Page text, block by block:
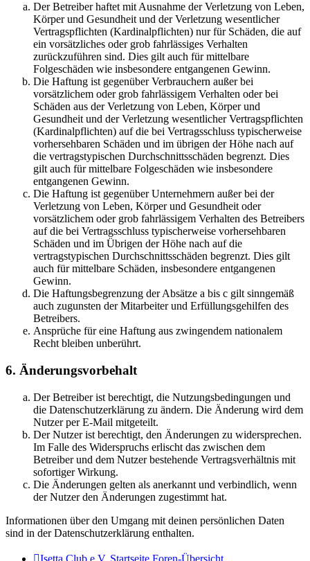
Der Betreiber haftet mit Ausnahme der Verletzung von Leben,
Körper und Gesundheit und der Verletzung wesentlicher
Vertragspflichten (Kardinalpflichten) nur für Schäden, die auf
ein vorsätzliches oder grob fahrlässiges Verhalten
zurückzuführen sind. Dies gilt auch für mittelbare
Folgeschäden wie insbesondere entgangenen Gewinn.
Die Haftung ist gegenüber Verbrauchern außer bei
vorsätzlichem oder grob fahrlässigem Verhalten oder bei
Schäden aus der Verletzung von Leben, Körper und
Gesundheit und der Verletzung wesentlicher Vertragspflichten
(Kardinalpflichten) auf die bei Vertragsschluss typischerweise
vorhersehbaren Schäden und im übrigen der Höhe nach auf
die vertragstypischen Durchschnittsschäden begrenzt. Dies
gilt auch für mittelbare Folgeschäden wie insbesondere
entgangenen Gewinn.
Die Haftung ist gegenüber Unternehmern außer bei der
Verletzung von Leben, Körper und Gesundheit oder
vorsätzlichem oder grob fahrlässigem Verhalten des Betreibers
auf die bei Vertragsschluss typischerweise vorhersehbaren
Schäden und im Übrigen der Höhe nach auf die
vertragstypischen Durchschnittsschäden begrenzt. Dies gilt
auch für mittelbare Schäden, insbesondere entgangenen
Gewinn.
Die Haftungsbegrenzung der Absätze a bis c gilt sinngemäß
auch zugunsten der Mitarbeiter und Erfüllungsgehilfen des
Betreibers.
Ansprüche für eine Haftung aus zwingendem nationalem
Recht bleiben unberührt.
6. Änderungsvorbehalt
Der Betreiber ist berechtigt, die Nutzungsbedingungen und
die Datenschutzerklärung zu ändern. Die Änderung wird dem
Nutzer per E-Mail mitgeteilt.
Der Nutzer ist berechtigt, den Änderungen zu widersprechen.
Im Falle des Widerspruchs erlischt das zwischen dem
Betreiber und dem Nutzer bestehende Vertragsverhältnis mit
sofortiger Wirkung.
Die Änderungen gelten als anerkannt und verbindlich, wenn
der Nutzer den Änderungen zugestimmt hat.
Informationen über den Umgang mit deinen persönlichen Daten
sind in der Datenschutzerklärung enthalten.
Isetta Club e.V. Startseite Foren-Übersicht